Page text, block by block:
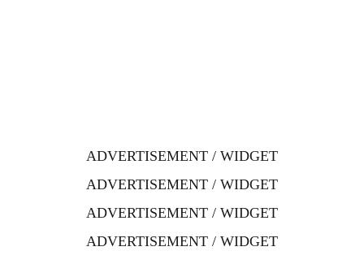
ADVERTISEMENT / WIDGET
ADVERTISEMENT / WIDGET
ADVERTISEMENT / WIDGET
ADVERTISEMENT / WIDGET